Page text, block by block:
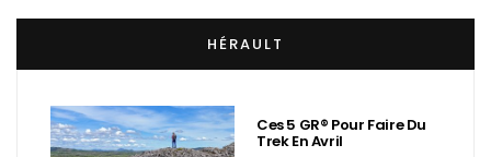
HÉRAULT
Ces 5 GR® Pour Faire Du
Trek En Avril